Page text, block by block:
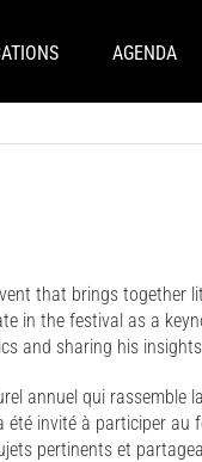
AGENDA
that brings together
in the festival as a
and sharing his
annuel qui rassemble
invité à participer au
pertinents et